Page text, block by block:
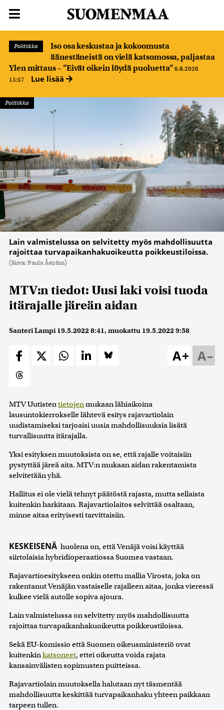
Politiikka
Iso osa keskustaa ja kokoomusta
äänestäneistä on vielä katsomossa, paljastaa
Ylen mittaus – ”Eivät oikein löydä puoluetta” 6.8.2026
15:57
Lue lisää
Politiikka
Lain valmistelussa on selvitetty myös mahdollisuutta
rajoittaa turvapaikanhakuoikeutta poikkeustiloissa.
(Kuva: Paula Åström)
MTV:n tiedot: Uusi laki voisi tuoda
itärajalle järeän aidan
Santeri Lampi 19.5.2022 8:41, muokattu 19.5.2022 9:58
A–
A+
MTV Uutistentietojenmukaan lähiaikoina
lausuntokierrokselle lähtevä esitys rajavartiolain
uudistamiseksi tarjoaisi uusia mahdollisuuksia lisätä
turvallisuutta itärajalla.
Yksi esityksen muutoksista on se, että rajalle voitaisiin
pystyttää järeä aita. MTV:n mukaan aidan rakentamista
selvitetään yhä.
Hallitus ei ole vielä tehnyt päätöstä rajasta, mutta sellaista
kuitenkin harkitaan. Rajavartiolaitos selvittää osaltaan,
minne aitaa erityisesti tarvittaisiin.
KESKEISENÄ huolena on, että Venäjä voisi käyttää
siirtolaisia hybridioperaatiossa Suomea vastaan.
Rajavartioesitykseen onkin otettu mallia Virosta, joka on
rakentanut Venäjän vastaiselle rajalleen aitaa, jonka vieressä
kulkee vielä autolle sopiva ajoura.
Lain valmistelussa on selvitetty myös mahdollisuutta
rajoittaa turvapaikanhakuoikeutta poikkeustiloissa.
Sekä EU-komissio että Suomen oikeusministeriö ovat
kuitenkinkatsoneet, ettei oikeutta voida rajata
kansainvälisten sopimusten puitteissa.
Rajavartiolain muutoksella halutaan nyt täsmentää
mahdollisuutta keskittää turvapaikanhaku yhteen paikkaan
tarpeen tullen.